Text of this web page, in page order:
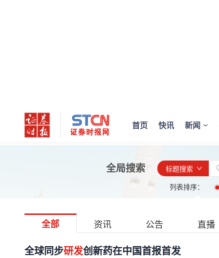
首页 快讯 新闻
全局搜索
标题搜索
列表排序：
全部 资讯 公告 直播
全球同步研发创新药在中国首报首发